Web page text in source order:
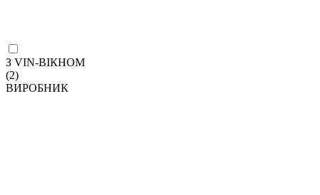
З VIN-ВІКНОМ
(2)
ВИРОБНИК